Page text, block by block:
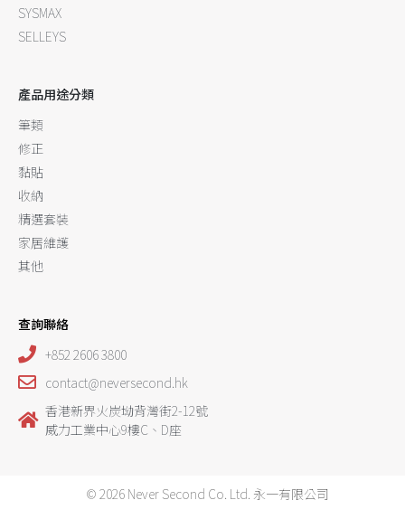
SYSMAX
SELLEYS
產品用途分類
筆類
修正
黏貼
收納
精選套裝
家居維護
其他
查詢聯絡
+852 2606 3800
contact@neversecond.hk
香港新界火炭坳背灣街2-12號
威力工業中心9樓C、D座
© 2026 Never Second Co. Ltd. 永一有限公司